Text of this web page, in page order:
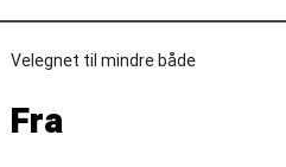
Velegnet til mindre både
Fra